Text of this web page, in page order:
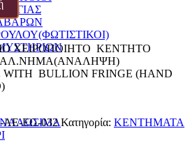
ΧΕΙΡΟΠΟΙΗΤΟ ΚΕΝΤHTΟ
BULLION FRINGE (HAND
AE-EG-032 Κατηγορία: ΚΕΝΤΗΜΑΤΑ